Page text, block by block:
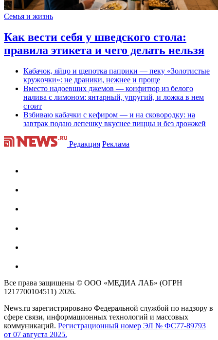
Семья и жизнь
Как вести себя у шведского стола:
правила этикета и чего делать нельзя
Кабачок, яйцо и щепотка паприки — пеку «Золотистые
кружочки»: не драники, нежнее и проще
Вместо надоевших джемов — конфитюр из белого
налива с лимоном: янтарный, упругий, и ложка в нем
стоит
Взбиваю кабачки с кефиром — и на сковородку: на
завтрак подаю лепешку вкуснее пиццы и без дрожжей
Редакция Реклама
Все права защищены © ООО «МЕДИА ЛАБ» (ОГРН
1217700104511) 2026.
News.ru зарегистрировано Федеральной службой по надзору в
сфере связи, информационных технологий и массовых
коммуникаций. Регистрационный номер ЭЛ № ФС77-89793
от 07 августа 2025.